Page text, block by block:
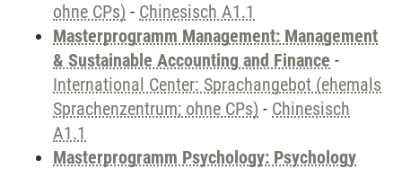
ohne CPs) - Chinesisch A1.1
Masterprogramm Management: Management
& Sustainable Accounting and Finance -
International Center: Sprachangebot (ehemals
Sprachenzentrum; ohne CPs) - Chinesisch
A1.1
Masterprogramm Psychology: Psychology